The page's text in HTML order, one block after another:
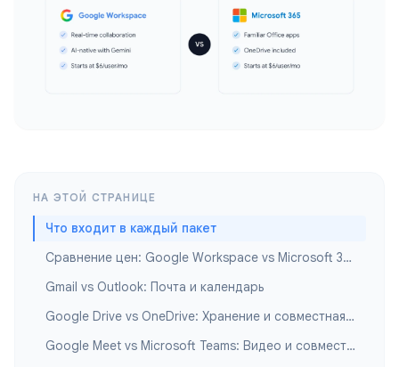
НА ЭТОЙ СТРАНИЦЕ
Что входит в каждый пакет
Сравнение цен: Google Workspace vs Microsoft 365
Gmail vs Outlook: Почта и календарь
Google Drive vs OneDrive: Хранение и совместная работа с файлами
Google Meet vs Microsoft Teams: Видео и совместная работа